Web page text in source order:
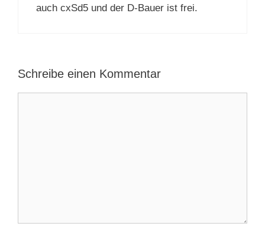
auch cxSd5 und der D-Bauer ist frei.
Schreibe einen Kommentar